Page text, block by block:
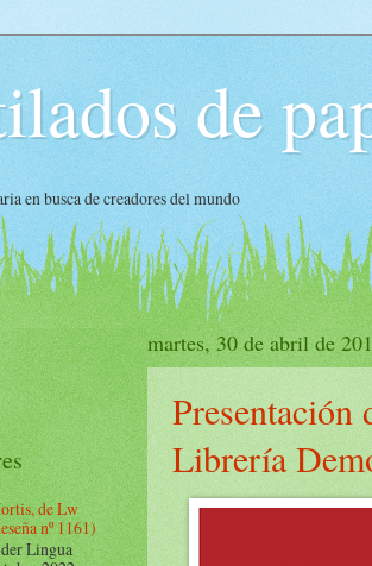
de
en busca de creadores del mundo
martes, 30 de abril de
Presentación
Librería
de Lw
nº 1161)
Lingua